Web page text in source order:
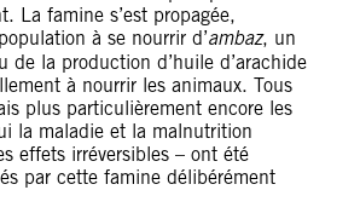
La famine s’est propagée,
à se nourrir d’ambaz, un
de la production d’huile d’arachide
à nourrir les animaux. Tous
plus particulièrement encore les
la maladie et la malnutrition
effets irréversibles – ont été
par cette famine délibérément